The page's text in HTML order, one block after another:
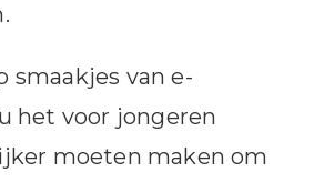
smaakjes van e-
het voor jongeren
moeten maken om